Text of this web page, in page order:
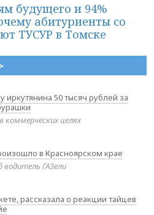
будущего и 94%
абитуриенты со
ТУСУР в Томске
50 тысяч рублей за
коммерческих целях
в Красноярском крае
водитель ГАЗели
рассказала о реакции тайцев